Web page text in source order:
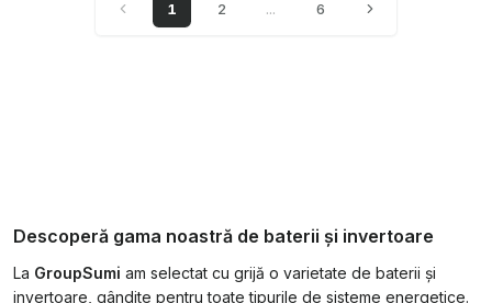
1 2 ... 6
Descoperă gama noastră de baterii și invertoare
La GroupSumi am selectat cu grijă o varietate de baterii și
invertoare, gândite pentru toate tipurile de sisteme energetice.